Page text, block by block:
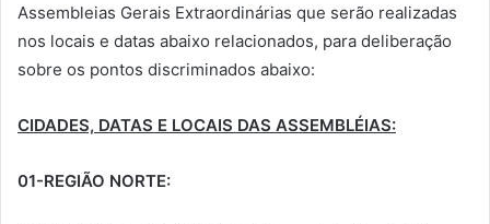
Assembleias Gerais Extraordinárias que serão realizadas
nos locais e datas abaixo relacionados, para deliberação
sobre os pontos discriminados abaixo:
CIDADES, DATAS E LOCAIS DAS ASSEMBLÉIAS:
01-REGIÃO NORTE: